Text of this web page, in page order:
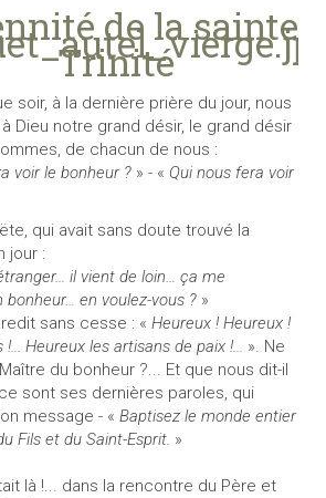
de la sainte
Trinité
soir, à la dernière prière du jour, nous
Dieu notre grand désir, le grand désir
de chacun de nous :
voir le bonheur ? » - « Qui nous fera voir
qui avait sans doute trouvé la
jour :
il vient de loin… ça me
bonheur… en voulez-vous ? »
sans cesse : « Heureux ! Heureux !
Heureux les artisans de paix !... ». Ne
du bonheur ?... Et que nous dit-il
sont ses dernières paroles, qui
message - « Baptisez le monde entier
Fils et du Saint-Esprit. »
là !... dans la rencontre du Père et